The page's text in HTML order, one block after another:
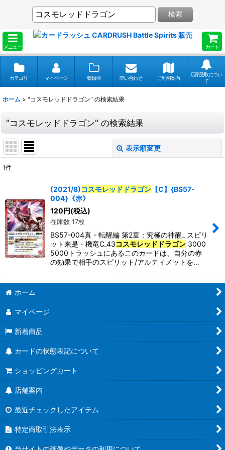
メニュー カート
検索
カテゴリ マイページ 収録弾 問い合わせ ご利用案内
店頭受取につい
て
ホーム > "コスモレッドドラゴン" の検索結果
"コスモレッドドラゴン" の検索結果
表示順変更
表示数:
並び順:
絞り込む
1件
(2021/8)コスモレッドドラゴン 【C】{BS57-
004}《赤》
120円(税込)
在庫数 17枚
BS57-004真・転醒編 第2章：究極の神醒_ スピリ
ット来是・機竜C_43コスモレッドドラゴン 3000
5000トラッシュにあるこのカードは、自分の赤
の効果で相手のスピリット/アルティメットを…
ホーム
マイページ
新着商品
カードの状態表記について
ショッピングカート
店舗案内
最近チェックしたアイテム
特定商取引法表示